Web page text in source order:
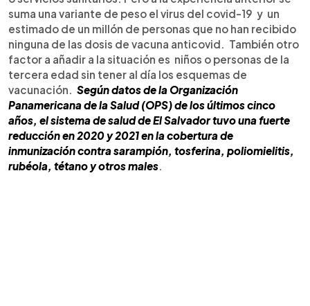
suma una variante de peso el virus del covid-19 y un
estimado de un millón de personas que no han recibido
ninguna de las dosis de vacuna anticovid. También otro
factor a añadir a la situación es niños o personas de la
tercera edad sin tener al día los esquemas de
vacunación. Según datos de la Organización
Panamericana de la Salud (OPS) de los últimos cinco
años, el sistema de salud de El Salvador tuvo una fuerte
reducción en 2020 y 2021 en la cobertura de
inmunización contra sarampión, tosferina, poliomielitis,
rubéola, tétano y otros males